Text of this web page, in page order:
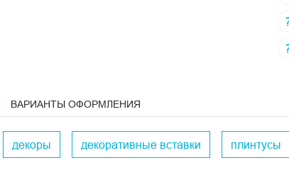
ВАРИАНТЫ ОФОРМЛЕНИЯ
декоры декоративные вставки плинтусы